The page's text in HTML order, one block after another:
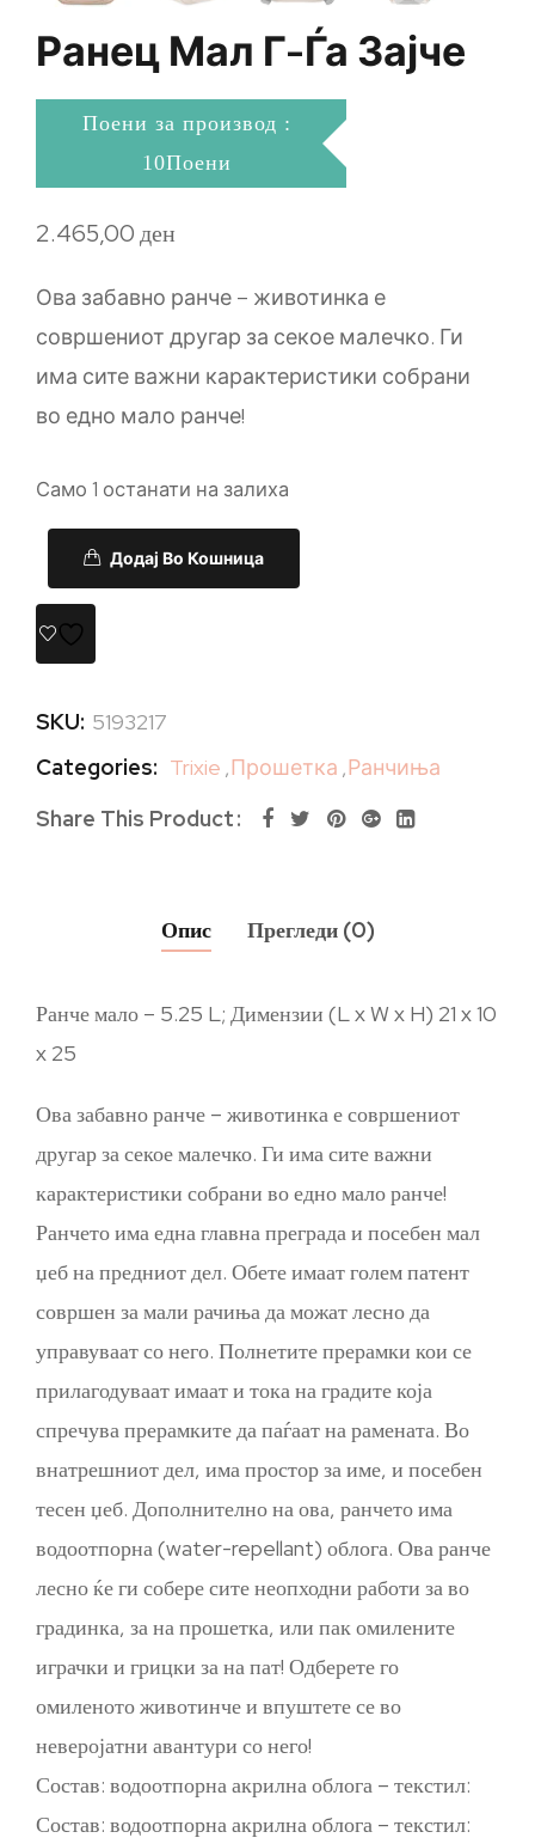
Ранец Мал Г-Ѓа Зајче
Поени за производ :
10Поени
2.465,00ден
Ова забавно ранче – животинка е
совршениот другар за секое малечко. Ги
има сите важни карактеристики собрани
во едно мало ранче!
Само 1 останати на залиха
Додај Во Кошница
SKU: 5193217
Categories: Trixie ,Прошетка ,Ранчиња
Share This Product
Опис Прегледи (0)
Ранче мало – 5.25 L; Димензии (L x W x H) 21 x 10
x 25
Ова забавно ранче – животинка е совршениот
другар за секое малечко. Ги има сите важни
карактеристики собрани во едно мало ранче!
Ранчето има една главна преграда и посебен мал
џеб на предниот дел. Обете имаат голем патент
совршен за мали рачиња да можат лесно да
управуваат со него. Полнетите прерамки кои се
прилагодуваат имаат и тока на градите која
спречува прерамките да паѓаат на рамената. Во
внатрешниот дел, има простор за име, и посебен
тесен џеб. Дополнително на ова, ранчето има
водоотпорна (water-repellant) облога. Ова ранче
лесно ќе ги собере сите неопходни работи за во
градинка, за на прошетка, или пак омилените
играчки и грицки за на пат! Одберете го
омиленото животинче и впуштете се во
неверојатни авантури со него!
Состав: водоотпорна акрилна облога – текстил:
Состав: водоотпорна акрилна облога – текстил: